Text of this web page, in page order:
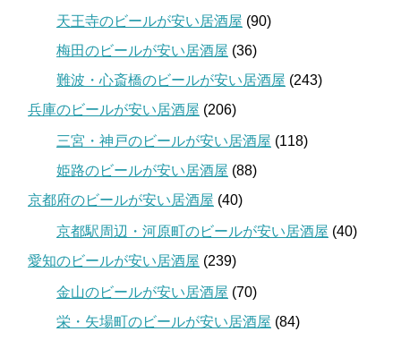
天王寺のビールが安い居酒屋 (90)
梅田のビールが安い居酒屋 (36)
難波・心斎橋のビールが安い居酒屋 (243)
兵庫のビールが安い居酒屋 (206)
三宮・神戸のビールが安い居酒屋 (118)
姫路のビールが安い居酒屋 (88)
京都府のビールが安い居酒屋 (40)
京都駅周辺・河原町のビールが安い居酒屋 (40)
愛知のビールが安い居酒屋 (239)
金山のビールが安い居酒屋 (70)
栄・矢場町のビールが安い居酒屋 (84)